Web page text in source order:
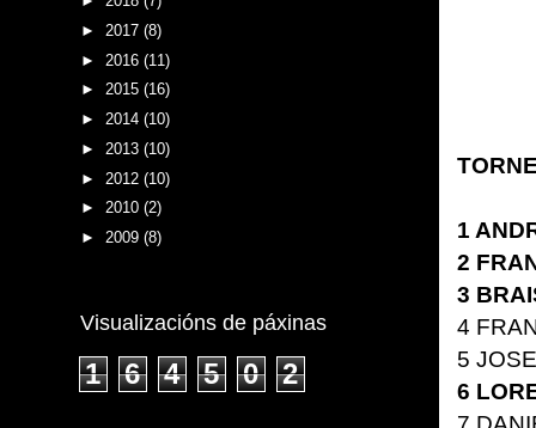
1
2
3
4
5
6
► 2017 (8)
► 2016 (11)
► 2015 (16)
► 2014 (10)
► 2013 (10)
► 2012 (10)
► 2010 (2)
► 2009 (8)
Visualizacións de páxinas
1 6 4 5 0 2